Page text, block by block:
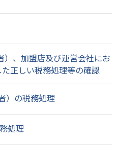
、加盟店及び運営会社にお
正しい税務処理等の確認
）の税務処理
処理